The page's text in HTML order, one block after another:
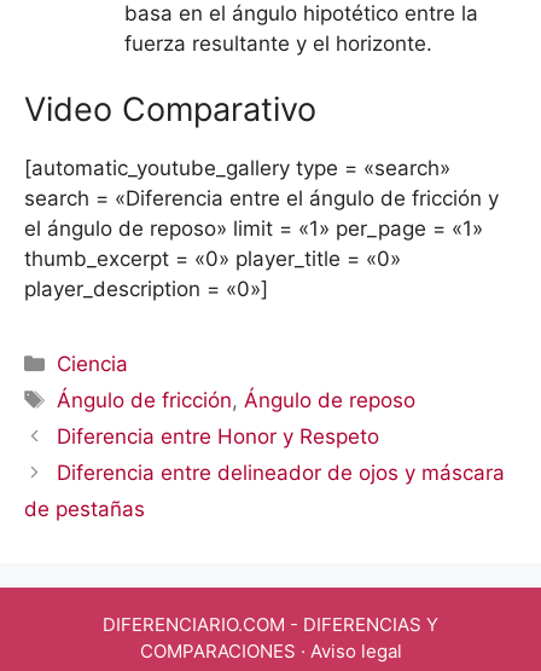
basa en el ángulo hipotético entre la
fuerza resultante y el horizonte.
Video Comparativo
[automatic_youtube_gallery type = «search»
search = «Diferencia entre el ángulo de fricción y
el ángulo de reposo» limit = «1» per_page = «1»
thumb_excerpt = «0» player_title = «0»
player_description = «0»]
Categorías
Ciencia
Etiquetas
Ángulo de fricción, Ángulo de reposo
Diferencia entre Honor y Respeto
Diferencia entre delineador de ojos y máscara
de pestañas
DIFERENCIARIO.COM - DIFERENCIAS Y
COMPARACIONES · Aviso legal